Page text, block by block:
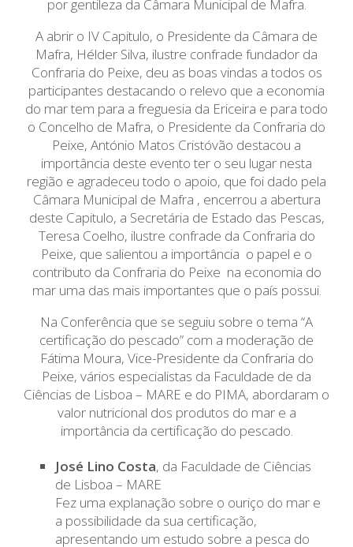
por gentileza da Câmara Municipal de Mafra.
A abrir o IV Capitulo, o Presidente da Câmara de
Mafra, Hélder Silva, ilustre confrade fundador da
Confraria do Peixe, deu as boas vindas a todos os
participantes destacando o relevo que a economia
do mar tem para a freguesia da Ericeira e para todo
o Concelho de Mafra, o Presidente da Confraria do
Peixe, António Matos Cristóvão destacou a
importância deste evento ter o seu lugar nesta
região e agradeceu todo o apoio, que foi dado pela
Câmara Municipal de Mafra , encerrou a abertura
deste Capitulo, a Secretária de Estado das Pescas,
Teresa Coelho, ilustre confrade da Confraria do
Peixe, que salientou a importância o papel e o
contributo da Confraria do Peixe na economia do
mar uma das mais importantes que o país possui.
Na Conferência que se seguiu sobre o tema “A
certificação do pescado” com a moderação de
Fátima Moura, Vice-Presidente da Confraria do
Peixe, vários especialistas da Faculdade de da
Ciências de Lisboa – MARE e do PIMA, abordaram o
valor nutricional dos produtos do mar e a
importância da certificação do pescado.
José Lino Costa, da Faculdade de Ciências
de Lisboa – MARE
Fez uma explanação sobre o ouriço do mar e
a possibilidade da sua certificação,
apresentando um estudo sobre a pesca do